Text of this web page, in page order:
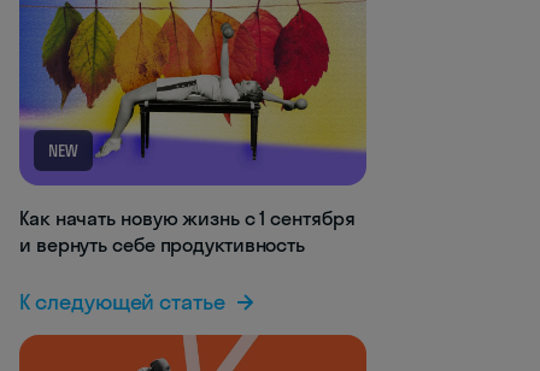
NEW
Как начать новую жизнь с 1 сентября
и вернуть себе продуктивность
К следующей статье